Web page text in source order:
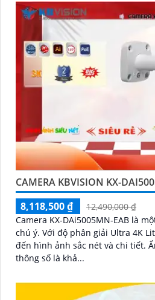
CAMERA KBVISION KX-
8,118,500 ₫
12,490,000 ₫
Camera KX-DAi5005MN-EAB là
chú ý. Với độ phân giải Ultra 4K Lite, camera này mang
đến hình ảnh sắc nét và chi tiết. Ấn tượng ơn với những
thông số là khả...